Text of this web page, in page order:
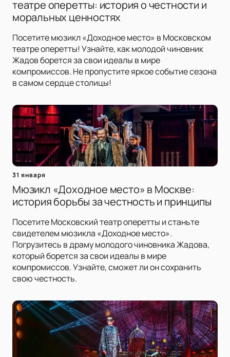
театре оперетты: история о честности и
моральных ценностях
Посетите мюзикл «Доходное место» в Московском
театре оперетты! Узнайте, как молодой чиновник
Жадов борется за свои идеалы в мире
компромиссов. Не пропустите яркое событие сезона
в самом сердце столицы!
31 января
Мюзикл «Доходное место» в Москве:
история борьбы за честность и принципы
Посетите Московский театр оперетты и станьте
свидетелем мюзикла «Доходное место».
Погрузитесь в драму молодого чиновника Жадова,
который борется за свои идеалы в мире
компромиссов. Узнайте, сможет ли он сохранить
свою честность.